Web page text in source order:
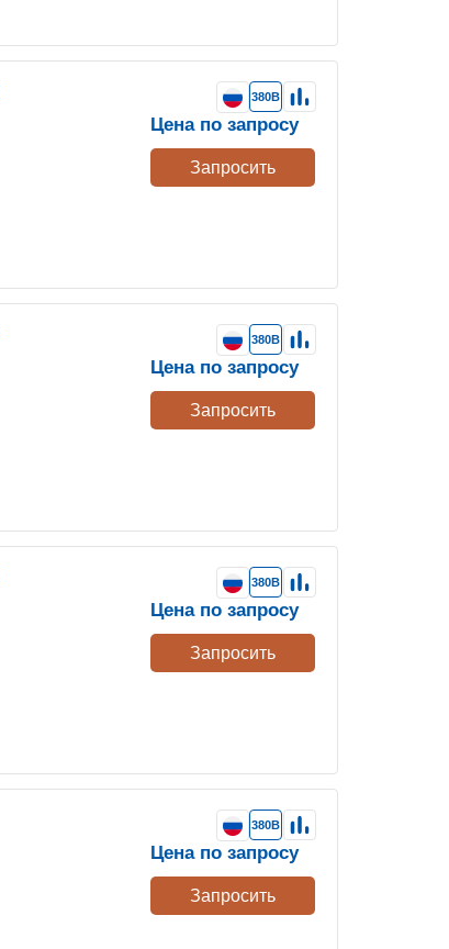
380В
Цена по запросу
Запросить
380В
Цена по запросу
Запросить
380В
Цена по запросу
Запросить
380В
Цена по запросу
Запросить